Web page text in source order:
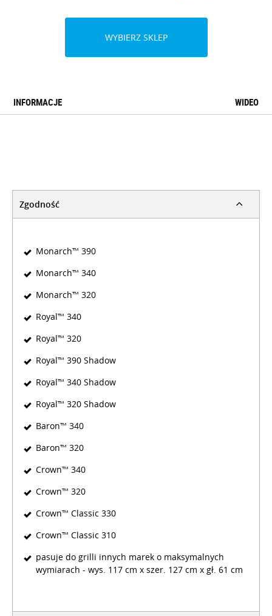
WYBIERZ SKLEP
INFORMACJE WIDEO
Zgodność
Monarch™ 390
Monarch™ 340
Monarch™ 320
Royal™ 340
Royal™ 320
Royal™ 390 Shadow
Royal™ 340 Shadow
Royal™ 320 Shadow
Baron™ 340
Baron™ 320
Crown™ 340
Crown™ 320
Crown™ Classic 330
Crown™ Classic 310
pasuje do grilli innych marek o maksymalnych
wymiarach - wys. 117 cm x szer. 127 cm x gł. 61 cm